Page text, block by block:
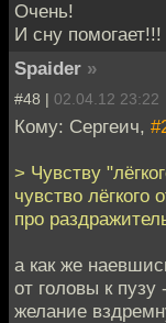
Очень!
И сну помогает!!!
Spaider »
#48 | 02.04.12 23:22
Кому: Сергеич,
> Чувству
чувство лёгкого
про
а как же
от головы к
желание